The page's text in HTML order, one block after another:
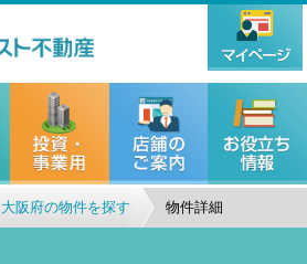
大阪府の物件を探す 物件詳細